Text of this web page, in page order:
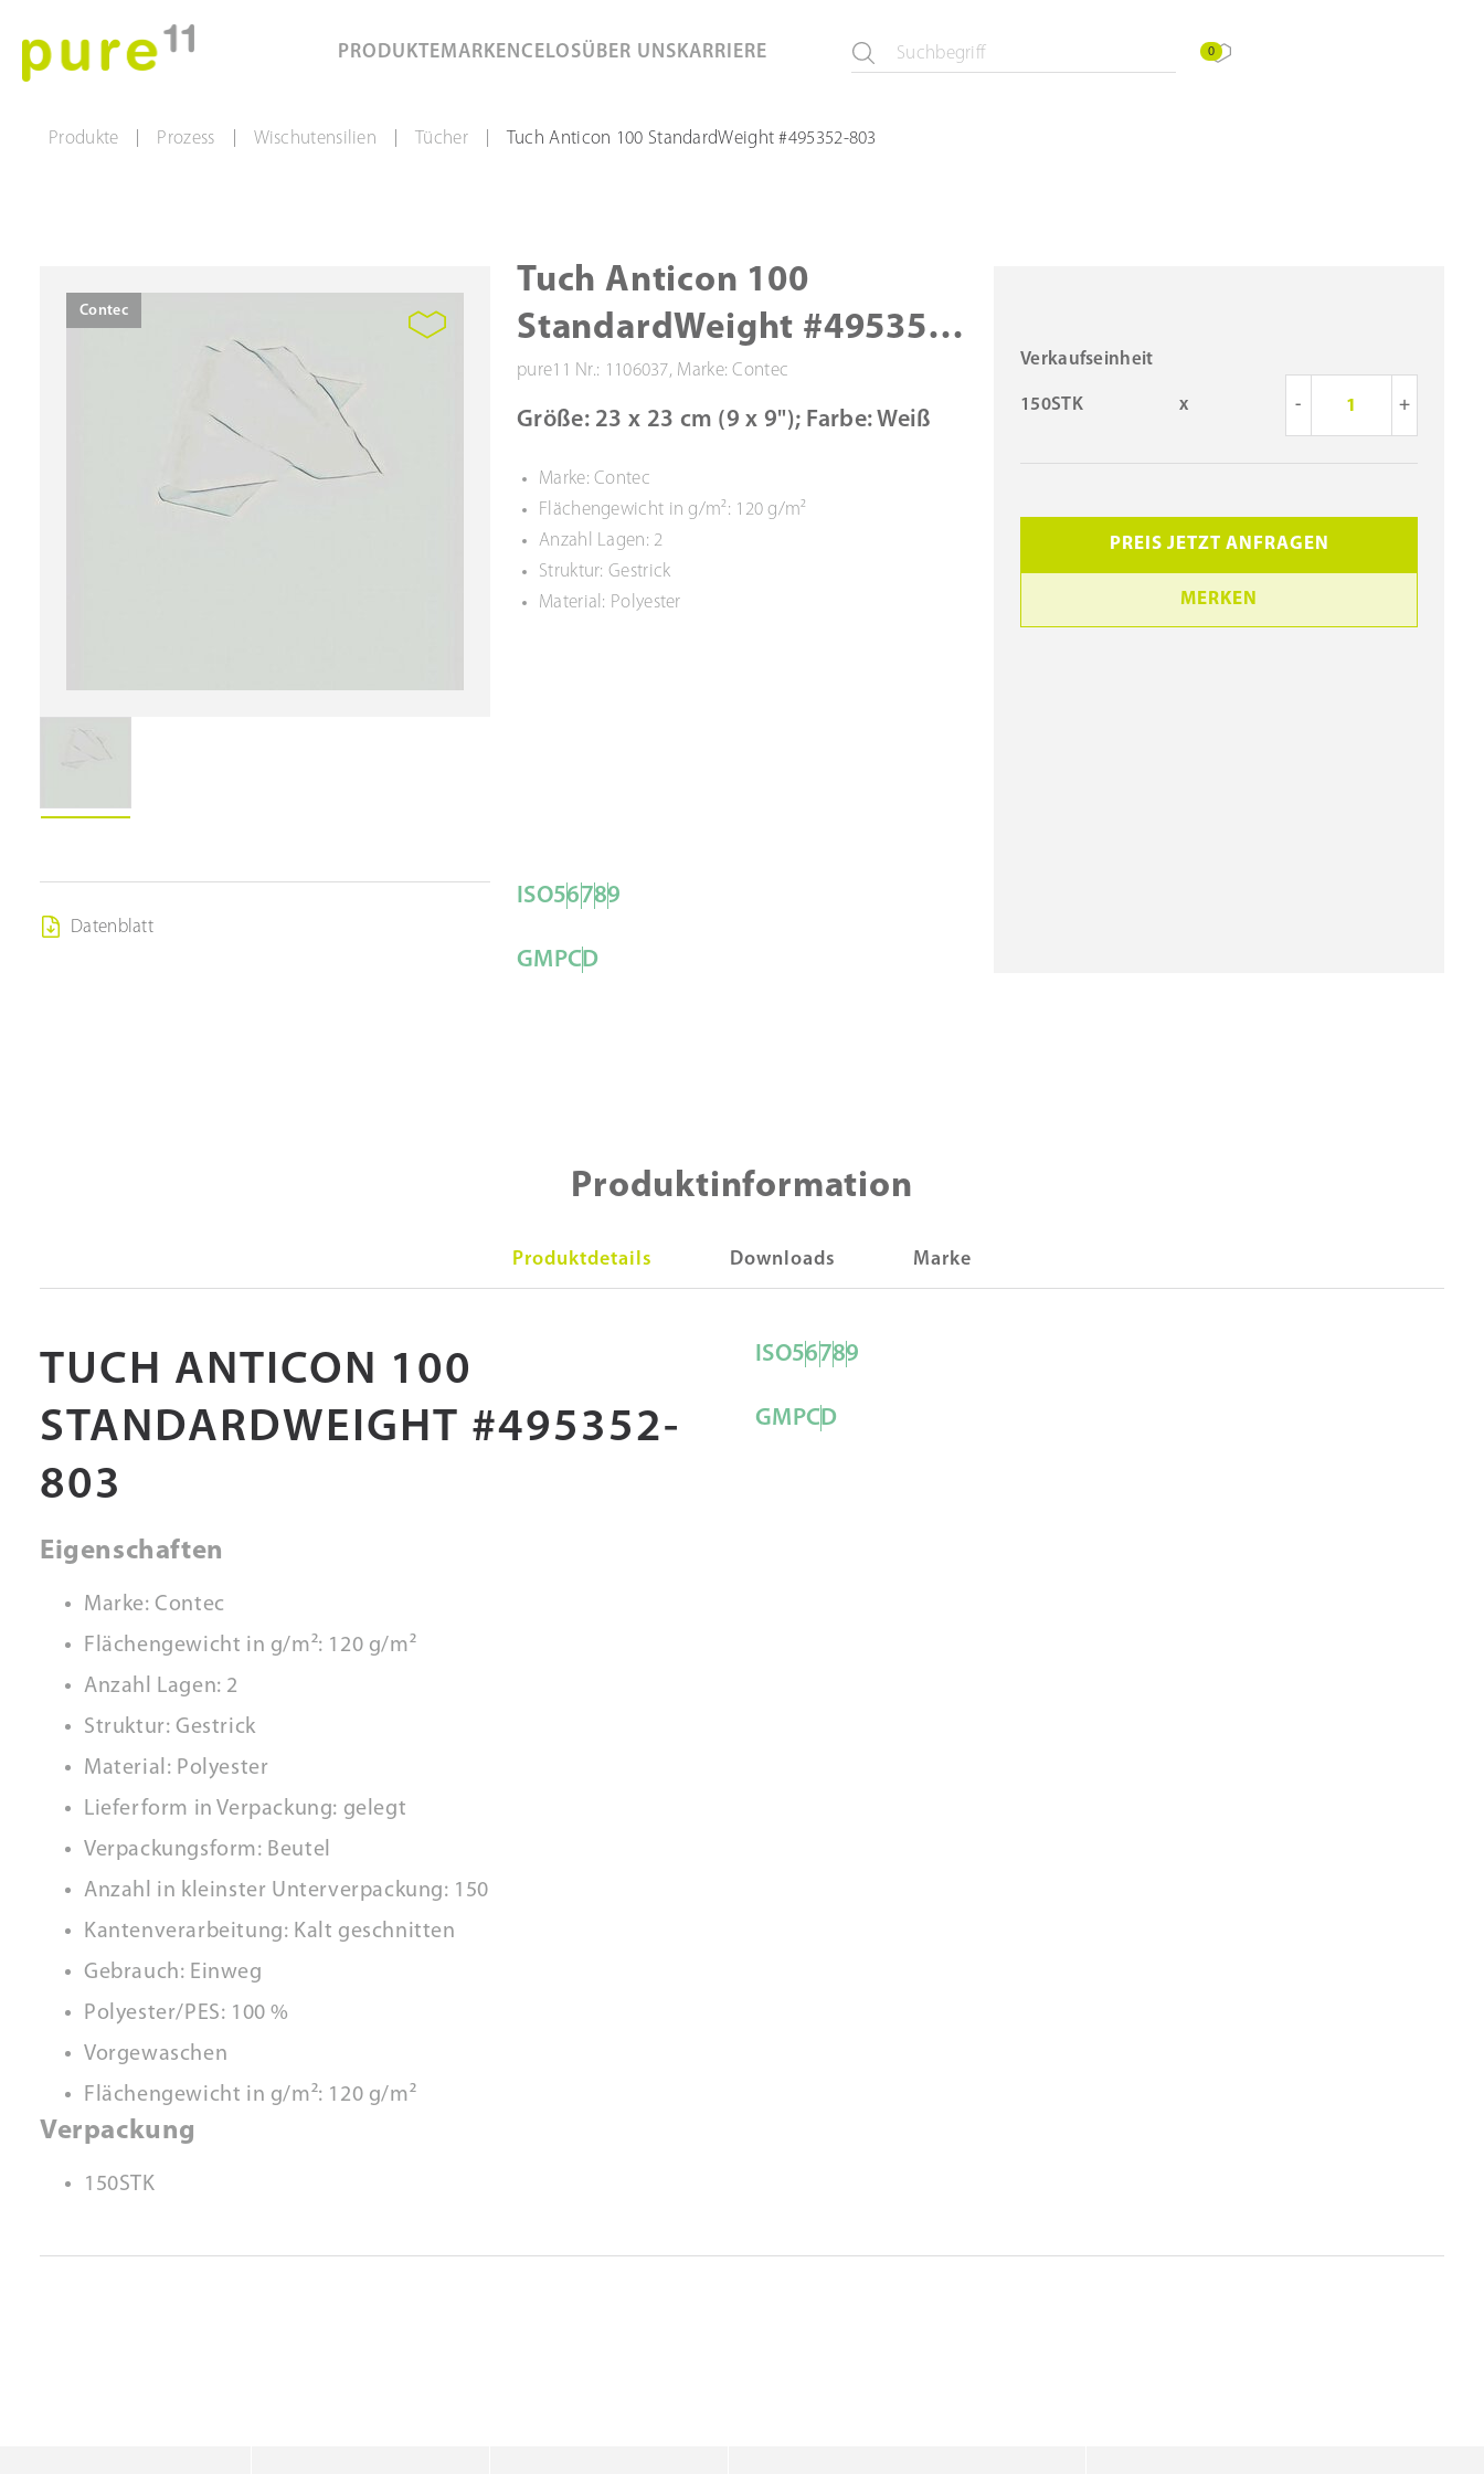
PRODUKTEMARKENCELOSÜBER UNS KARRIERE 0
Produkte Prozess Wischutensilien Tücher Tuch Anticon 100 StandardWeight #495352-803
Contec
Datenblatt
Tuch Anticon 100
StandardWeight #495352-
803
pure11 Nr.: 1106037, Marke: Contec
Größe: 23 x 23 cm (9 x 9"); Farbe: Weiß
Marke: Contec
Flächengewicht in g/m²: 120 g/m²
Anzahl Lagen: 2
Struktur: Gestrick
Material: Polyester
ISO56789
GMPCD
Verkaufseinheit
150STK x - +
PREIS JETZT ANFRAGEN
MERKEN
Produktinformation
Produktdetails Downloads Marke
TUCH ANTICON 100
STANDARDWEIGHT #495352-
803
Eigenschaften
Marke: Contec
Flächengewicht in g/m²: 120 g/m²
Anzahl Lagen: 2
Struktur: Gestrick
Material: Polyester
Lieferform in Verpackung: gelegt
Verpackungsform: Beutel
Anzahl in kleinster Unterverpackung: 150
Kantenverarbeitung: Kalt geschnitten
Gebrauch: Einweg
Polyester/PES: 100 %
Vorgewaschen
Flächengewicht in g/m²: 120 g/m²
Verpackung
150STK
ISO56789
GMPCD